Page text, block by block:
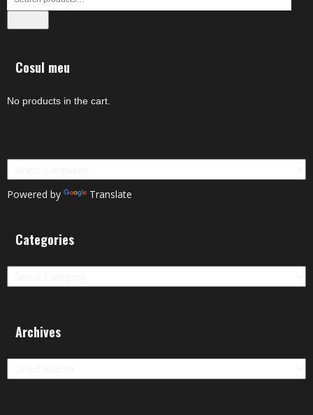
Cosul meu
No products in the cart.
Powered by Translate
Categories
Categories
Archives
Archives